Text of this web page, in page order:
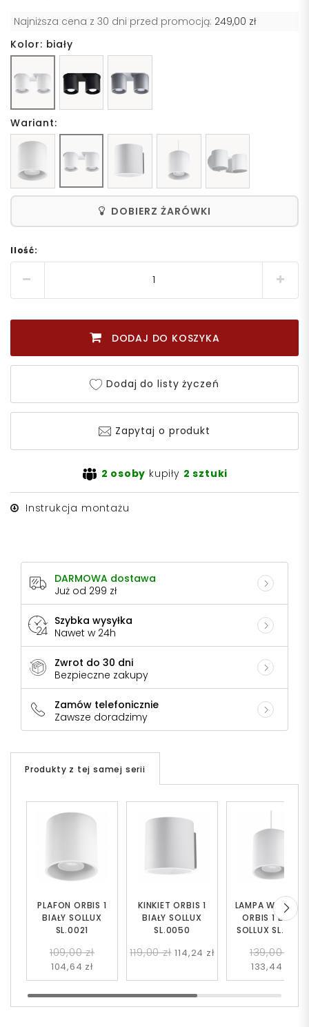
Najniższa cena z 30 dni przed promocją: 249,00 zł
Kolor: biały
Wariant:
DOBIERZ ŻARÓWKI
Ilość:
DODAJ DO KOSZYKA
Dodaj do listy życzeń
Zapytaj o produkt
2 osoby kupiły 2 sztuki
Instrukcja montażu
DARMOWA dostawa
Już od 299 zł
Szybka wysyłka
Nawet w 24h
Zwrot do 30 dni
Bezpieczne zakupy
Zamów telefonicznie
Zawsze doradzimy
Produkty z tej samej serii
PLAFON ORBIS 1
BIAŁY SOLLUX
SL.0021
109,00 zł
104,64 zł
KINKIET ORBIS 1
BIAŁY SOLLUX
SL.0050
119,00 zł 114,24 zł
LAMPA WISZĄCA
ORBIS 1 BIAŁY
SOLLUX SL.0053
139,00 zł
133,44 zł